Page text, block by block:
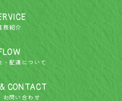
務紹介
・配達について
CONTACT
お問い合わせ